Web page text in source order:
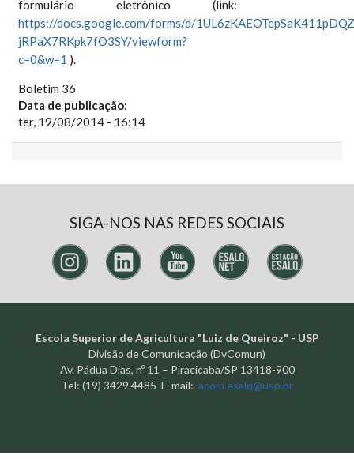
formulário eletrônico (link:
https://docs.google.com/forms/d/
jRPaX7RKpk7fO3SY/viewform?
c=0&w=1 ).
Boletim 36
Data de publicação:
ter, 19/08/2014 - 16:14
SIGA-NOS NAS REDES SOCIAIS
Escola Superior de Agricultura "Luiz de Queiroz" - USP
Divisão de Comunicação (DvComun)
Av. Pádua Dias, nº 11 – Piracicaba/SP 13418-900
Tel: (19) 3429.4485 E-mail: acom.esalq@usp.br